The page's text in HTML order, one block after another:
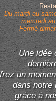
Du mardi au
mercredi
Fermé
Une idée
un
dans notre
gràce à